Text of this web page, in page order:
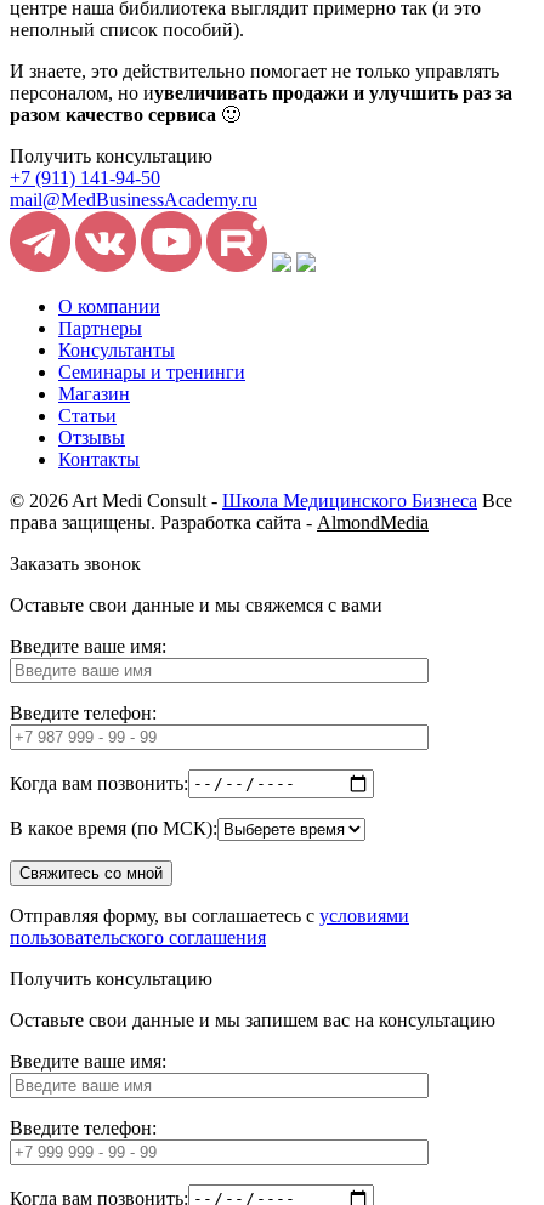
центре наша бибилиотека выглядит примерно так (и это
неполный список пособий).
И знаете, это действительно помогает не только управлять
персоналом, но иувеличивать продажи и улучшить раз за
разом качество сервиса 🙂
Получить консультацию
+7 (911) 141-94-50
mail@MedBusinessAcademy.ru
О компании
Партнеры
Консультанты
Семинары и тренинги
Магазин
Статьи
Отзывы
Контакты
© 2026 Art Medi Consult - Школа Медицинского Бизнеса Все
права защищены. Разработка сайта - AlmondMedia
Заказать звонок
Оставьте свои данные и мы свяжемся с вами
Введите ваше имя:
Введите телефон:
Когда вам позвонить:
В какое время (по МСК):
Отправляя форму, вы соглашаетесь с условиями
пользовательского соглашения
Получить консультацию
Оставьте свои данные и мы запишем вас на консультацию
Введите ваше имя:
Введите телефон:
Когда вам позвонить: